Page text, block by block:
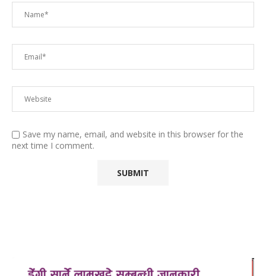
Save my name, email, and website in this browser for the
next time I comment.